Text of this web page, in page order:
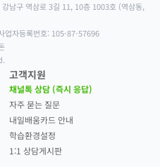
남구 역삼로 3길 11, 10층 1003호 (역삼동,
자등록번호: 105-87-57696
고객지원
채널톡 상담 (즉시 응답)
자주 묻는 질문
내일배움카드 안내
학습환경설정
1:1 상담게시판